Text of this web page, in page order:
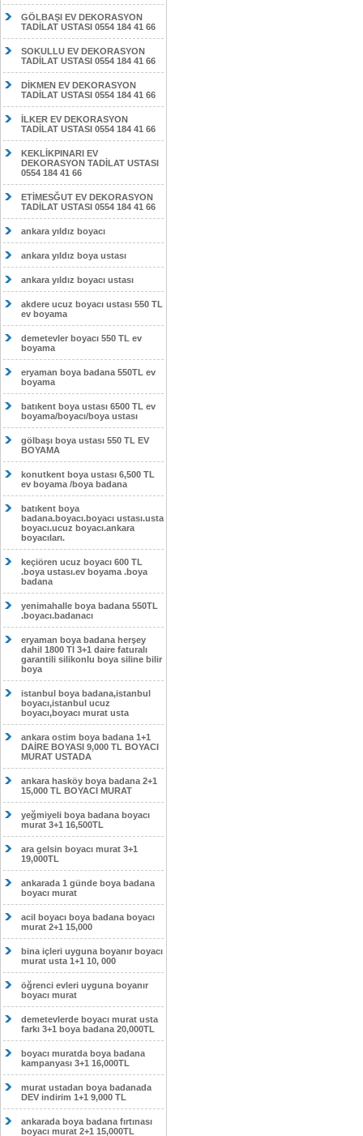
GÖLBAŞI EV DEKORASYON
TADİLAT USTASI 0554 184 41 66
SOKULLU EV DEKORASYON
TADİLAT USTASI 0554 184 41 66
DİKMEN EV DEKORASYON
TADİLAT USTASI 0554 184 41 66
İLKER EV DEKORASYON
TADİLAT USTASI 0554 184 41 66
KEKLİKPINARI EV
DEKORASYON TADİLAT USTASI
0554 184 41 66
ETİMESĞUT EV DEKORASYON
TADİLAT USTASI 0554 184 41 66
ankara yıldız boyacı
ankara yıldız boya ustası
ankara yıldız boyacı ustası
akdere ucuz boyacı ustası 550 TL
ev boyama
demetevler boyacı 550 TL ev
boyama
eryaman boya badana 550TL ev
boyama
batıkent boya ustası 6500 TL ev
boyama/boyacı/boya ustası
gölbaşı boya ustası 550 TL EV
BOYAMA
konutkent boya ustası 6,500 TL
ev boyama /boya badana
batıkent boya
badana.boyacı.boyacı ustası.usta
boyacı.ucuz boyacı.ankara
boyacıları.
keçiören ucuz boyacı 600 TL
.boya ustası.ev boyama .boya
badana
yenimahalle boya badana 550TL
.boyacı.badanacı
eryaman boya badana herşey
dahil 1800 Tl 3+1 daire faturalı
garantili silikonlu boya siline bilir
boya
istanbul boya badana,istanbul
boyacı,istanbul ucuz
boyacı,boyacı murat usta
ankara ostim boya badana 1+1
DAİRE BOYASI 9,000 TL BOYACI
MURAT USTADA
ankara hasköy boya badana 2+1
15,000 TL BOYACI MURAT
yeğmiyeli boya badana boyacı
murat 3+1 16,500TL
ara gelsin boyacı murat 3+1
19,000TL
ankarada 1 günde boya badana
boyacı murat
acil boyacı boya badana boyacı
murat 2+1 15,000
bina içleri uyguna boyanır boyacı
murat usta 1+1 10, 000
öğrenci evleri uyguna boyanır
boyacı murat
demetevlerde boyacı murat usta
farkı 3+1 boya badana 20,000TL
boyacı muratda boya badana
kampanyası 3+1 16,000TL
murat ustadan boya badanada
DEV indirim 1+1 9,000 TL
ankarada boya badana fırtınası
boyacı murat 2+1 15,000TL